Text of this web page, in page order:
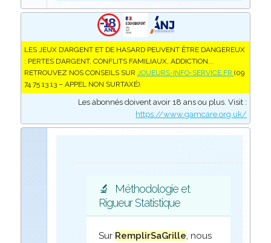
LES JEUX D’ARGENT ET DE HASARD PEUVENT ÊTRE DANGEREUX
: PERTES D’ARGENT, CONFLITS FAMILIAUX, ADDICTION...
RETROUVEZ NOS CONSEILS SUR JOUEURS-INFO-SERVICE.FR (09
74 75 13 13 – APPEL NON SURTAXÉ).
Les abonnés doivent avoir 18 ans ou plus. Visit :
https://www.gamcare.org.uk/
🔬
Méthodologie et
Rigueur Statistique
Sur RemplirSaGrille, nous